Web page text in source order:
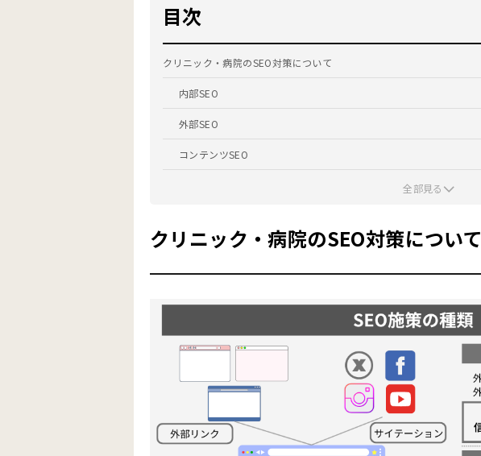
目次
クリニック・病院のSEO対策について
内部SEO
外部SEO
コンテンツSEO
【SEO対策の事例紹介】クリニック・病院における成功事例
クリニックのSEO対策の方法とポイント
E-E-A-Tの担保
適切なキーワード選定を行う
複数の競合サイトを分析する
ユーザーのニーズに沿ったコンテンツを作成する
公開したコンテンツのアクセス解析をする
クリニックのSEO対策をする上での注意点
全部見る
クリニック・病院のSEO対策について